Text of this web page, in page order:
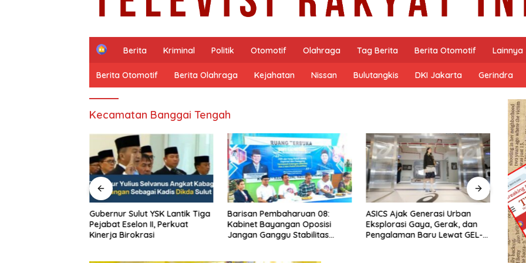
H
m
e
Berita Kriminal Politik Otomotif Olahraga Tag Berita Berita Otomotif Lainnya
Berita Otomotif Berita Olahraga Kejahatan Nissan Bulutangkis DKI Jakarta Gerindra
Kecamatan Banggai Tengah
Barisan Pembaharuan 08:
Kabinet Bayangan Oposisi
Jangan Ganggu Stabilitas
ASICS Ajak Generasi Urban
Eksplorasi Gaya, Gerak, dan
Pengalaman Baru Lewat GEL-
Lakalantas Truk Vs Sepeda
Motor di Depan Indomart
Palbapang Magelang